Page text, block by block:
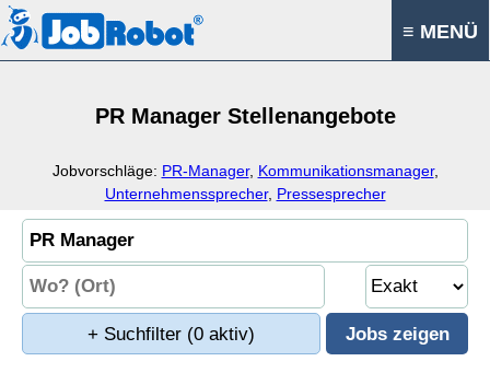
≡ MENÜ
PR Manager Stellenangebote
Jobvorschläge: PR-Manager, Kommunikationsmanager,
Unternehmenssprecher, Pressesprecher
+ Suchfilter (0 aktiv)